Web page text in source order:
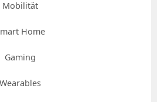
Mobilität
Home
Gaming
Wearables